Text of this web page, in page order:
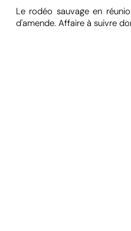
Le rodéo sauvage en
d'amende. Affaire à suivre